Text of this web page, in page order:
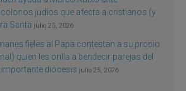
judíos que afecta a cristianos (y
Santa julio 25, 2026
fieles al Papa contestan a su propio
quien les orilla a bendecir parejas del
diócesis julio 25, 2026